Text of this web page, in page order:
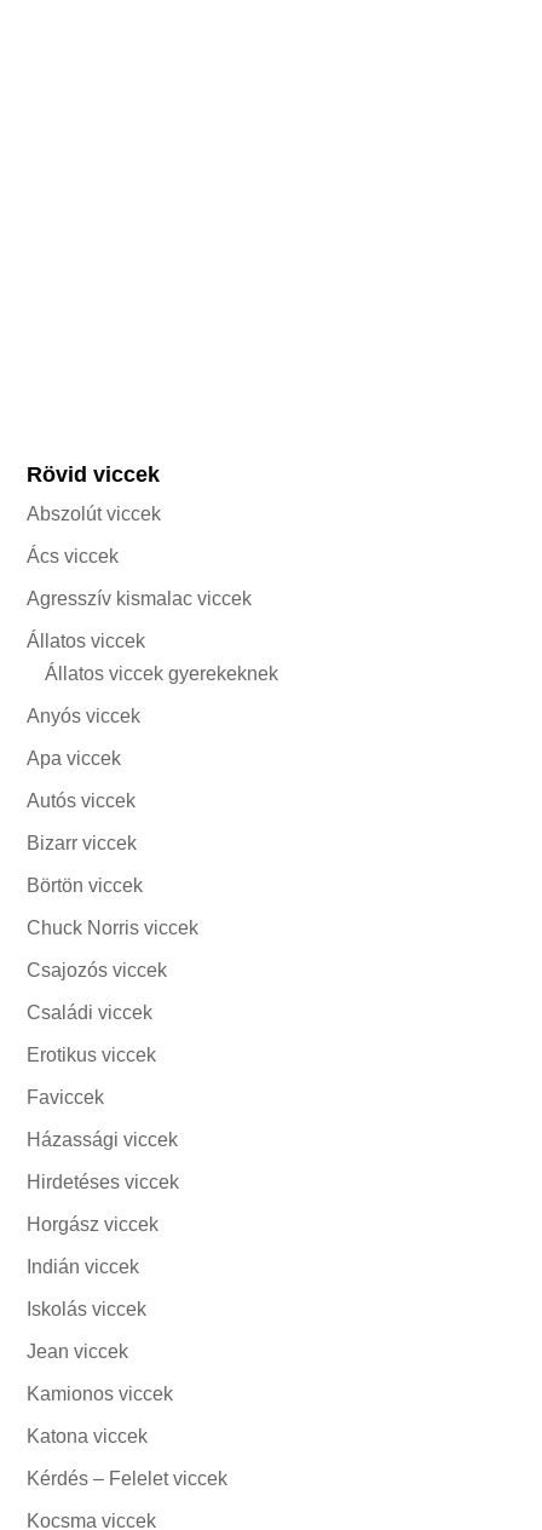
Rövid viccek
Abszolút viccek
Ács viccek
Agresszív kismalac viccek
Állatos viccek
Állatos viccek gyerekeknek
Anyós viccek
Apa viccek
Autós viccek
Bizarr viccek
Börtön viccek
Chuck Norris viccek
Csajozós viccek
Családi viccek
Erotikus viccek
Faviccek
Házassági viccek
Hirdetéses viccek
Horgász viccek
Indián viccek
Iskolás viccek
Jean viccek
Kamionos viccek
Katona viccek
Kérdés – Felelet viccek
Kocsma viccek